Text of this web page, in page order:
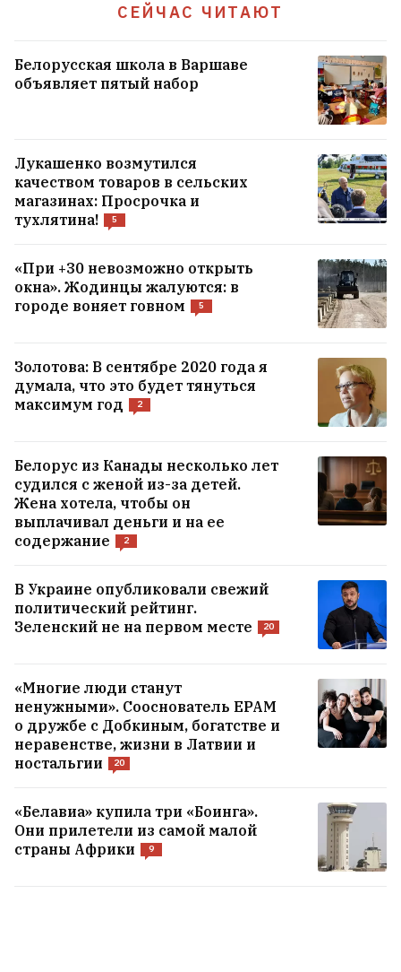
СЕЙЧАС ЧИТАЮТ
Белорусская школа в Варшаве
объявляет пятый набор
Лукашенко возмутился
качеством товаров в сельских
магазинах: Просрочка и
тухлятина!
5
«При +30 невозможно открыть
окна». Жодинцы жалуются: в
городе воняет говном
5
Золотова: В сентябре 2020 года я
думала, что это будет тянуться
максимум год
2
Белорус из Канады несколько лет
судился с женой из-за детей.
Жена хотела, чтобы он
выплачивал деньги и на ее
содержание
2
В Украине опубликовали свежий
политический рейтинг.
Зеленский не на первом месте
20
«Многие люди станут
ненужными». Сооснователь EPAM
о дружбе с Добкиным, богатстве и
неравенстве, жизни в Латвии и
ностальгии
20
«Белавиа» купила три «Боинга».
Они прилетели из самой малой
страны Африки
9